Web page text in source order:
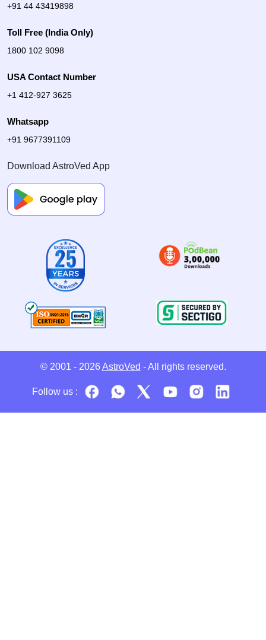
+91 44 43419898
Toll Free (India Only)
1800 102 9098
USA Contact Number
+1 412-927 3625
Whatsapp
+91 9677391109
Download AstroVed App
© 2001 - 2026 AstroVed - All rights reserved.
Follow us :